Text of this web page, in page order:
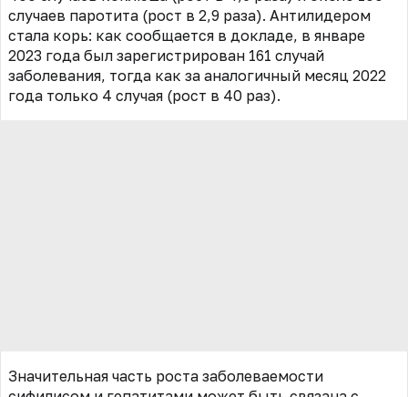
случаев паротита (рост в 2,9 раза). Антилидером
стала корь: как сообщается в докладе, в январе
2023 года был зарегистрирован 161 случай
заболевания, тогда как за аналогичный месяц 2022
года только 4 случая (рост в 40 раз).
Значительная часть роста заболеваемости